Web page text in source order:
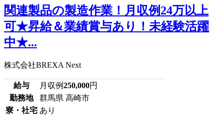
関連製品の製造作業！月収例24万以上
可★昇給＆業績賞与あり！未経験活躍
中★...
株式会社BREXA Next
給与 月収例250,000円
勤務地
群馬県 高崎市
寮・社宅 あり